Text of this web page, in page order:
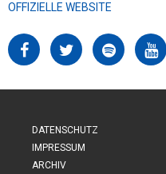
OFFIZIELLE WEBSITE
DATENSCHUTZ
IMPRESSUM
ARCHIV